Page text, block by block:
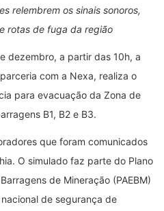
relembrem os sinais sonoros,
rotas de fuga da região
dezembro, a partir das 10h, a
com a Nexa, realiza o
para evacuação da Zona de
B1, B2 e B3.
que foram comunicados
O simulado faz parte do Plano
de Mineração (PAEBM)
de segurança de